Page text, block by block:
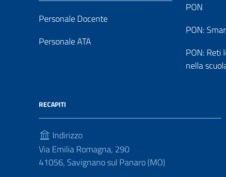
Personale Docente
Personale ATA
PON
PON:
PON: Reti
nella
RECAPITI
Indirizzo
Via Emilia Romagna, 290
41056, Savignano sul Panaro (MO)